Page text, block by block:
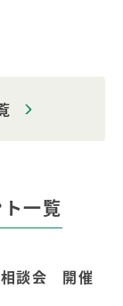
一覧
相談会 開催